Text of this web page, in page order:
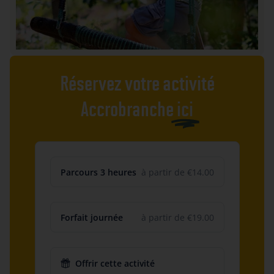
Réservez votre activité
Accrobranche ici
Parcours 3 heures à partir de €14.00
Forfait journée à partir de €19.00
Offrir cette activité